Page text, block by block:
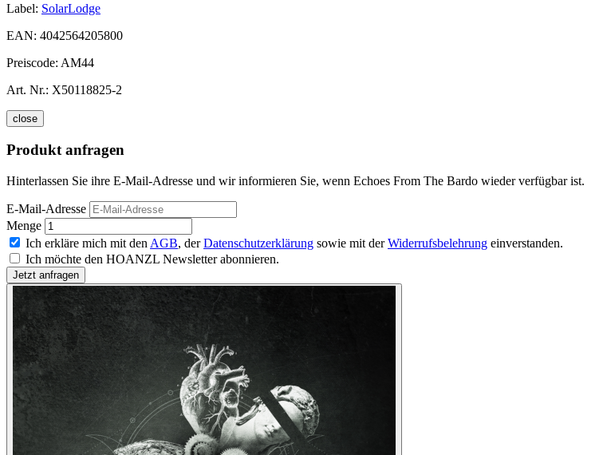
Label: SolarLodge
EAN: 4042564205800
Preiscode: AM44
Art. Nr.: X50118825-2
close
Produkt anfragen
Hinterlassen Sie ihre E-Mail-Adresse und wir informieren Sie, wenn Echoes From The Bardo wieder verfügbar ist.
E-Mail-Adresse
Menge
Ich erkläre mich mit den AGB, derDatenschutzerklärung sowie mit derWiderrufsbelehrung einverstanden.
Ich möchte den HOANZL Newsletter abonnieren.